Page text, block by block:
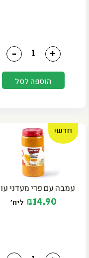
כמות של חומוס
+
-
הוספה לסל
חדש!
עמבה עם פרי מעדני
₪14.90 ליח׳